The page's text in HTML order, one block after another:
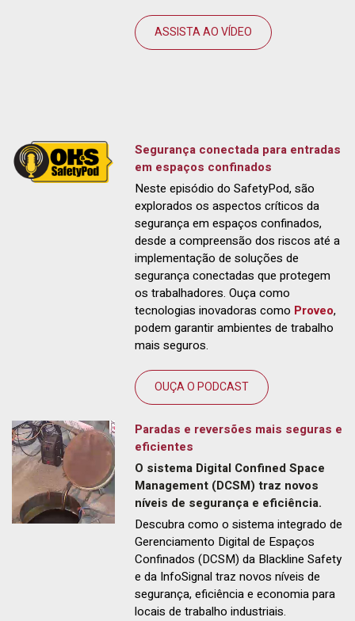
ASSISTA AO VÍDEO
Segurança conectada para entradas
em espaços confinados
Neste episódio do SafetyPod, são
explorados os aspectos críticos da
segurança em espaços confinados,
desde a compreensão dos riscos até a
implementação de soluções de
segurança conectadas que protegem
os trabalhadores. Ouça como
tecnologias inovadoras como Proveo,
podem garantir ambientes de trabalho
mais seguros.
OUÇA O PODCAST
Paradas e reversões mais seguras e
eficientes
O sistema Digital Confined Space
Management (DCSM) traz novos
níveis de segurança e eficiência.
Descubra como o sistema integrado de
Gerenciamento Digital de Espaços
Confinados (DCSM) da Blackline Safety
e da InfoSignal traz novos níveis de
segurança, eficiência e economia para
locais de trabalho industriais.